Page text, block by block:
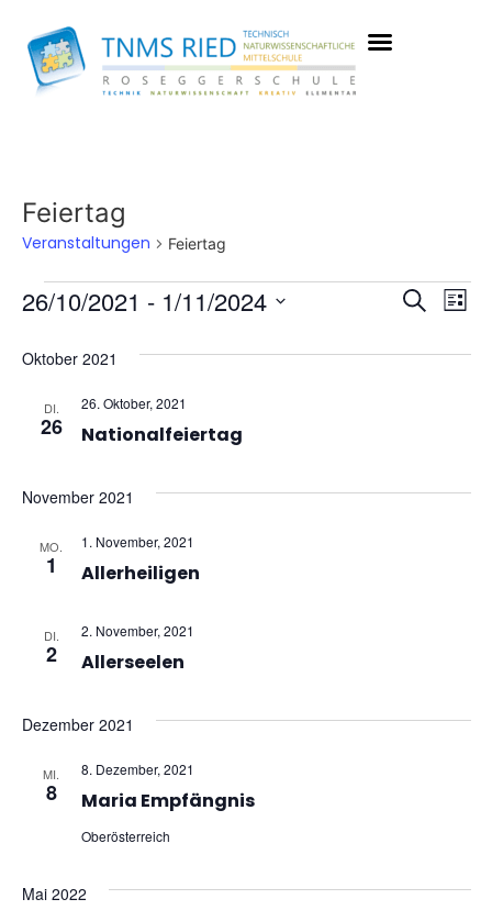
Feiertag
Veranstaltungen Feiertag
SucheListe
26/10/2021 - 1/11/2024
Oktober 2021
DI.
26 Nationalfeiertag
26. Oktober, 2021
November 2021
MO.
1 Allerheiligen
1. November, 2021
DI.
2 Allerseelen
2. November, 2021
Dezember 2021
MI.
8 Maria Empfängnis
8. Dezember, 2021
Oberösterreich
Mai 2022